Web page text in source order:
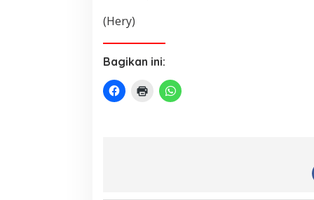
(Hery)
Bagikan ini: